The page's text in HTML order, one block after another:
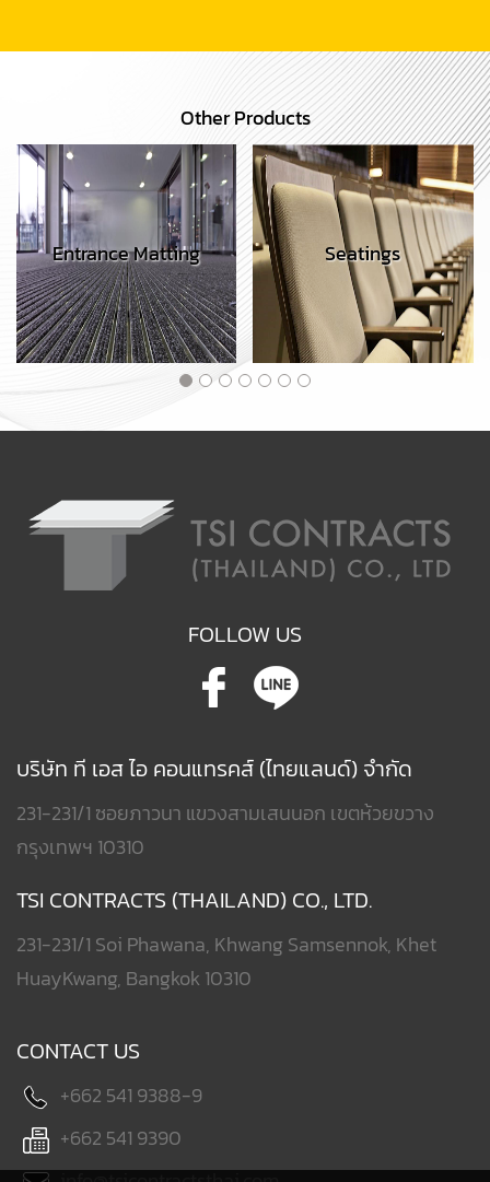
Other Products
Entrance Matting Seatings
FOLLOW US
บริษัท ที เอส ไอ คอนแทรคส์ (ไทยแลนด์) จำกัด
231-231/1 ซอยภาวนา แขวงสามเสนนอก เขตห้วยขวาง
กรุงเทพฯ 10310
TSI CONTRACTS (THAILAND) CO., LTD.
231-231/1 Soi Phawana, Khwang Samsennok, Khet
HuayKwang, Bangkok 10310
CONTACT US
+662 541 9388-9
+662 541 9390